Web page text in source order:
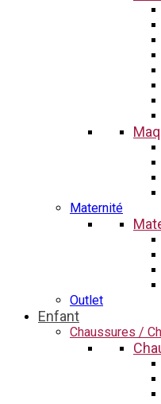
Maternité
Outlet
Enfant
Chaussures /